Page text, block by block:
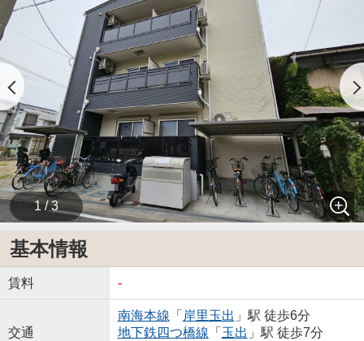
1 / 3
基本情報
賃料 -
交通
南海本線 「 岸里玉出 」駅 徒歩6分
地下鉄四つ橋線 「 玉出 」駅 徒歩7分